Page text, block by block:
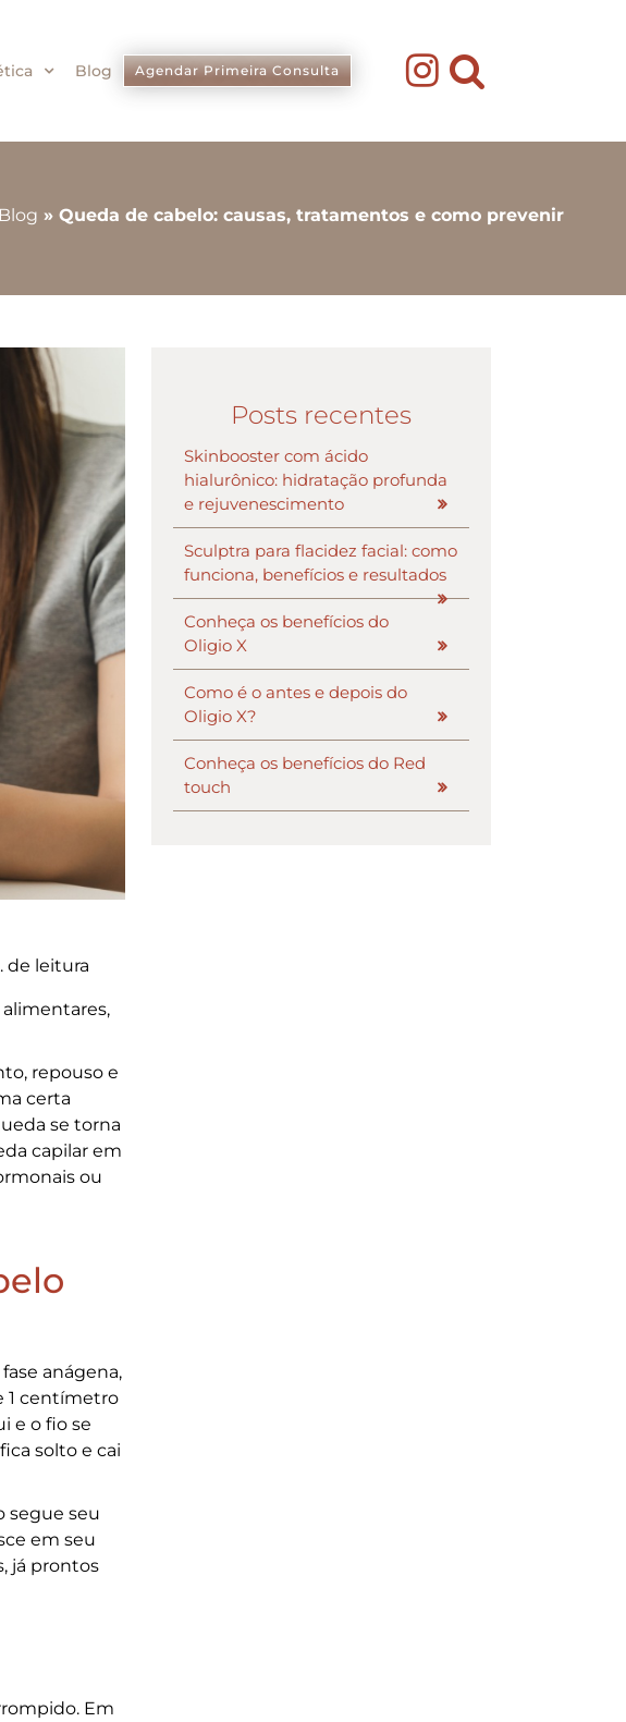
Blog Agendar Primeira Consulta
Blog » Queda de cabelo: causas, tratamentos e como prevenir
de leitura
repouso e
certa
se torna
capilar em
ou
anágena,
1 centímetro
e o fio se
solto e cai
segue seu
em seu
já prontos
Em
Posts recentes
Skinbooster com ácido
hialurônico: hidratação profunda
e rejuvenescimento
Sculptra para flacidez facial: como
funciona, benefícios e resultados
Conheça os benefícios do
Oligio X
Como é o antes e depois do
Oligio X?
Conheça os benefícios do Red
touch